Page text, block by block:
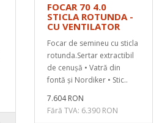
FOCAR 70 4.0
STICLA ROTUNDA -
CU VENTILATOR
Focar de semineu cu sticla
rotunda.Sertar extractibil
de cenușă • Vatră din
fontă și Nordiker • Stic..
7.604 RON
Fără TVA: 6.390 RON